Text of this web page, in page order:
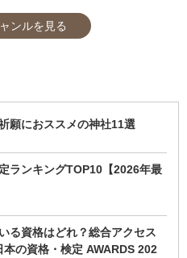
ンルを見る
願におススメの神社11選
ランキングTOP10【2026年最
る資格はどれ？総合アクセス
の資格・検定 AWARDS 202